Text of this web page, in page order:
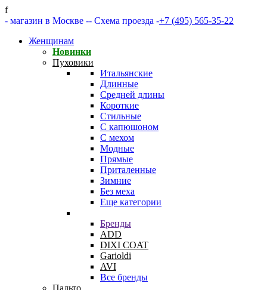
f
- магазин в Москве -- Схема проезда -+7 (495) 565-35-22
Женщинам
Новинки
Пуховики
Итальянские
Длинные
Средней длины
Короткие
Стильные
С капюшоном
С мехом
Модные
Прямые
Приталенные
Зимние
Без меха
Еще категории
Бренды
ADD
DIXI COAT
Garioldi
AVI
Все бренды
Пальто